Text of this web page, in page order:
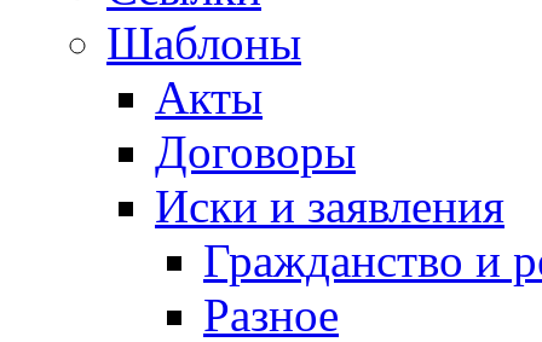
Шаблоны
Акты
Договоры
Иски и заявления
Гражданство и
Разное